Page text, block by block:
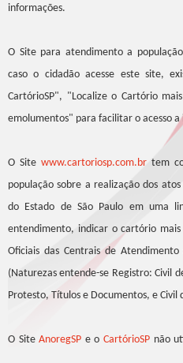
informações.
O Site para atendimento a
caso o cidadão acesse este site,
CartórioSP", "Localize o Cartório
emolumentos" para facilitar o acesso a
O Site www.cartoriosp.com.br tem
população sobre a realização dos
do Estado de São Paulo em uma
entendimento, indicar o cartório
Oficiais das Centrais de
(Naturezas entende-se Registro: Civil
Protesto, Títulos e Documentos, e Civil
O SiteAnoregSP e oCartórioSP não